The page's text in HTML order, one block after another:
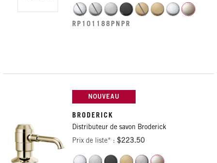
RP101188PNPR
NOUVEAU
BRODERICK
Distributeur de savon Broderick
Prix de liste* : $223.50